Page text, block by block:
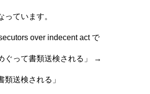
っています。
over indecent act で
ぐって書類送検される」 →
類送検される」